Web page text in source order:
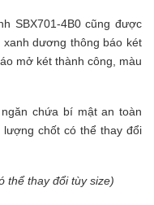
SBX701-4B0 cũng được
dương thông báo két
mở két thành công, màu
chứa bí mật an toàn
chốt có thể thay đổi
thể thay đổi tùy size)